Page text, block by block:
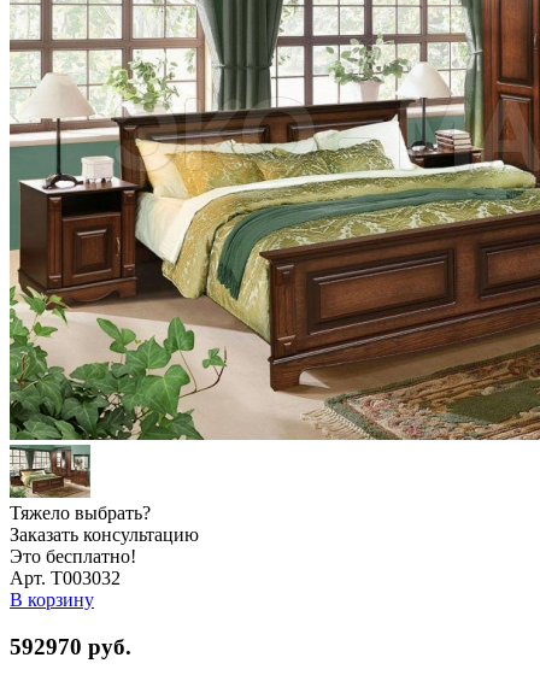
Тяжело выбрать?
Заказать консультацию
Это бесплатно!
Арт. Т003032
В корзину
592970 руб.